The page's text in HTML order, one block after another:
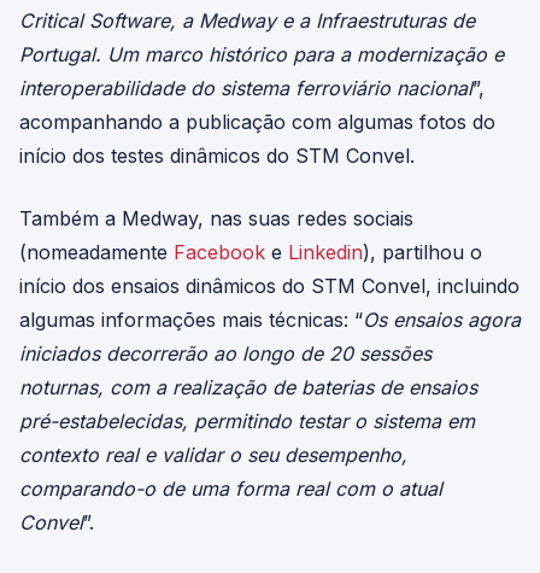
Critical Software, a Medway e a Infraestruturas de
Portugal. Um marco histórico para a modernização e
interoperabilidade do sistema ferroviário nacional”,
acompanhando a publicação com algumas fotos do
início dos testes dinâmicos do STM Convel.
Também a Medway, nas suas redes sociais
(nomeadamente Facebook e Linkedin), partilhou o
início dos ensaios dinâmicos do STM Convel, incluindo
algumas informações mais técnicas: “Os ensaios agora
iniciados decorrerão ao longo de 20 sessões
noturnas, com a realização de baterias de ensaios
pré-estabelecidas, permitindo testar o sistema em
contexto real e validar o seu desempenho,
comparando-o de uma forma real com o atual
Convel”.